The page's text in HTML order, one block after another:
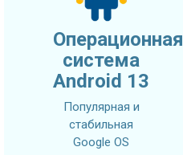
Операционная
система
Android 13
Популярная и
стабильная
Google OS